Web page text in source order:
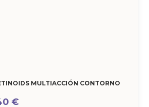
MULTIACCIÓN CONTORNO
€El